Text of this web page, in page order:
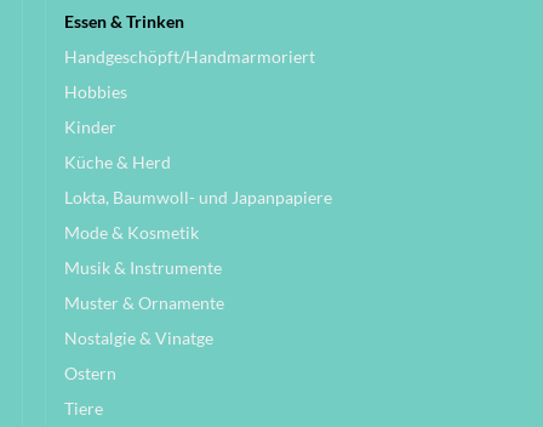
Essen & Trinken
Handgeschöpft/Handmarmoriert
Hobbies
Kinder
Küche & Herd
Lokta, Baumwoll- und Japanpapiere
Mode & Kosmetik
Musik & Instrumente
Muster & Ornamente
Nostalgie & Vinatge
Ostern
Tiere